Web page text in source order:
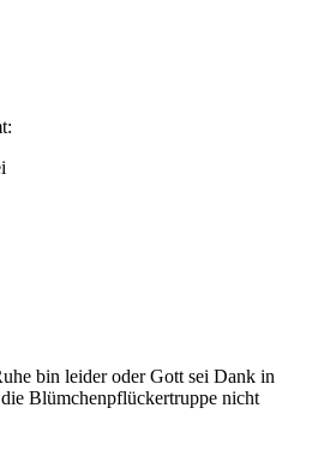
bin leider oder Gott sei Dank in
Blümchenpflückertruppe nicht